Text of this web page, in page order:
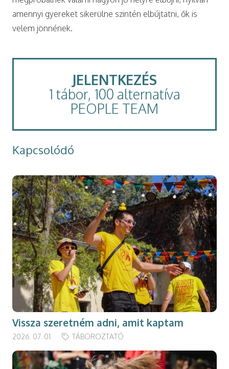
amennyi gyereket sikerülne szintén elbújtatni, ők is
velem jönnének.
JELENTKEZÉS
1 tábor, 100 alternatíva
PEOPLE TEAM
Kapcsolódó
Vissza szeretném adni, amit kaptam
2026. 07. 01. TÁBOROZTATÓ